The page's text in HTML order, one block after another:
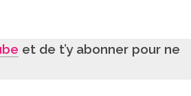
et de t’y abonner pour ne